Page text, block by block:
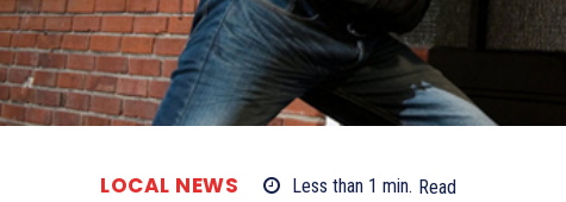
LOCAL NEWS Less than 1 min. Read